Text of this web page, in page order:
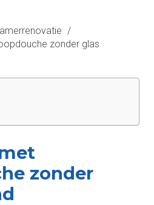
/
zonder glas
zonder